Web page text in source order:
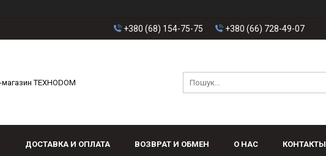
+380 (68) 154-75-75 +380 (66) 728-49-07
ТЕХНОDOM
ДОСТАВКА И ОПЛАТА ВОЗВРАТ И ОБМЕН О НАС КОНТАКТЫ